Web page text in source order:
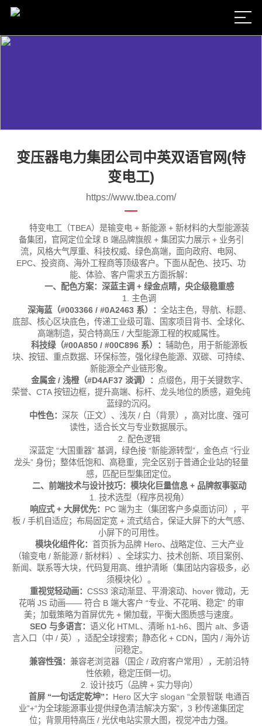
变压器电力集团公司中英双语官网(特
变电工)
https://www.tbea.com/
特变电工（TBEA）是输变电 + 新能源 + 新材料的大型能源装
备集团，官网定位全球 B 端品牌旗舰 + 集团实力展示 + 业务引
流，风格大气厚重、科技权威、绿色高端，面向政府、电网、
EPC、投资商、海外工程商等顶级客户。下面从配色、技巧、功
能、体验、客户需求五方面拆解：
一、配色方案：深蓝主调 + 绿金点睛，央企级稳重感
1. 主色调
深海蓝（#003366 / #0A2463 系）：全站主色，导航、标题、
底部、核心区块底色，传递工业级可靠、国家项目背书、全球化、
高端制造，契合特高压 / 大型能源工程的权威属性。
科技绿（#00A850 / #00C896 系）：辅助色，用于新能源板
块、按钮、重点数据、环保标签，强化绿色能源、双碳、可持续、
新能源全产业链形象。
金属金 / 浅橙（#D4AF37 淡调）： 点缀色，用于关键数字、
荣誉、CTA 按钮边框，提升高端、标杆、龙头地位的质感，避免纯
蓝绿的沉闷。
中性色：深灰（正文）、浅灰 / 白（背景），高对比度、强可
读性，适合长文与专业数据展示。
2. 配色逻辑
深蓝定 “大国重器” 基调，绿色接 “新能源转型”，金色点 “行业
龙头” 身份；整体低饱和、高稳重，完全区别于普通企业站的轻量
感，匹配巨型集团定位。
二、前端技术与设计技巧：模块化巨量信息 + 品牌叙事驱动
1. 技术选型（程序员视角）
响应式 + 大屏优先： PC 端为主（集团客户多桌面访问），平
板 / 手机自适应；布局固定宽 + 流式结合，保证大屏下的大气感、
小屏下的可用性。
模块化组件化： 首页拆为品牌 Hero、战略定位、三大产业
（输变电 / 新能源 / 新材料）、全球实力、技术创新、项目案例、
新闻、联系等大块，代码复用高、维护清晰（集团站内容极多，必
须模块化）。
重视觉轻动画：CSS3 滚动渐显、平滑滚动、hover 微动，无
花哨 JS 动画—— 符合 B 端大客户 “专业、不花哨、稳定” 的审
美；加载策略为首屏优先 + 懒加载，平衡大图质感与速度。
SEO 与多语言：语义化 HTML、清晰 h1-h6、图片 alt、多语
言入口（中 / 英），适配全球搜索；静态化 + CDN，国内 / 海外访
问稳定。
兼容性强：兼容老浏览器（国企 / 政府客户常用），无前沿特
性依赖，稳定压倒一切。
2. 设计技巧（品牌 + 实力导向）
首屏 “一句话定乾坤”： Hero 区大字 slogan “全景智联 电通百
业”+“为全球能源事业提供绿色清洁解决方案”，3 秒传递集团定
位；背景用特高压 / 光伏电站实景大图，视觉冲击力强。